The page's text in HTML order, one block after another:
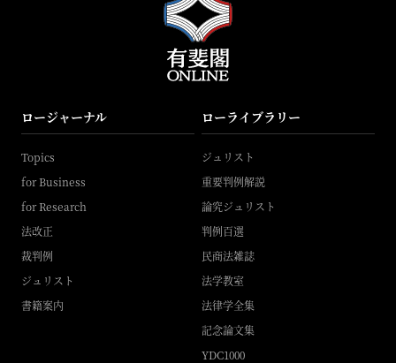
ロージャーナル
Topics
for Business
for Research
法改正
裁判例
ジュリスト
書籍案内
ローライブラリー
ジュリスト
重要判例解説
論究ジュリスト
判例百選
民商法雑誌
法学教室
法律学全集
記念論文集
YDC1000